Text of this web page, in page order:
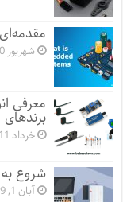
شهریور 10, 1399
معرفی
خرداد 11, 1401
شروع به
آبان 1, 1399